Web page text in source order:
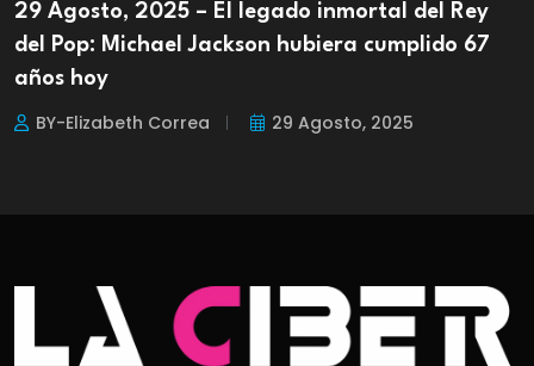
29 Agosto, 2025 – El legado inmortal del Rey
del Pop: Michael Jackson hubiera cumplido 67
años hoy
BY-Elizabeth Correa 29 Agosto, 2025